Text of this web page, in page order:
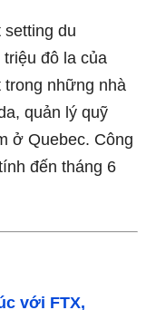
setting du
đô la của
trong những nhà
quản lý quỹ
ở Quebec. Công
đến tháng 6
với FTX,